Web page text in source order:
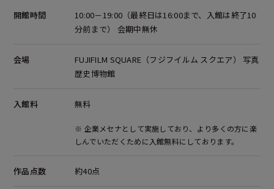
開館時間
10:00－19:00（最終日は16:00まで、入館は終了10
分前まで） 会期中無休
会場
FUJIFILM SQUARE（フジフイルム スクエア） 写真
歴史博物館
入館料 無料
※ 企業メセナとして実施しており、より多くの方に楽
しんでいただくために入館無料にしております。
作品点数 約40点